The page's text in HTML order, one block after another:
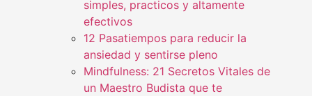
simples, practicos y altamente
efectivos
12 Pasatiempos para reducir la
ansiedad y sentirse pleno
Mindfulness: 21 Secretos Vitales de
un Maestro Budista que te